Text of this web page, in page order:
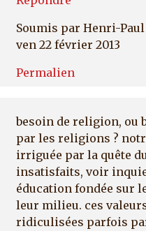
Soumis par Henri-
ven 22 février 2013
Permalien
besoin de religion, ou
par les religions ?
irriguée par la quête
insatisfaits, voir
éducation fondée sur
leur milieu. ces
ridiculisées parfois